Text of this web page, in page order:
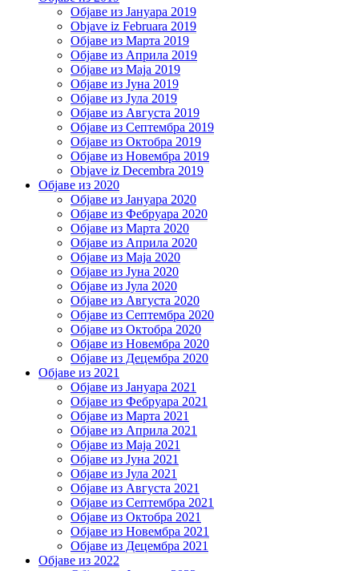
Објаве из Јануара 2019
Objave iz Februara 2019
Објаве из Марта 2019
Објаве из Априла 2019
Објаве из Маја 2019
Објаве из Јуна 2019
Објаве из Јула 2019
Објаве из Августа 2019
Објаве из Септембра 2019
Објаве из Октобра 2019
Објаве из Новембра 2019
Objave iz Decembra 2019
Објаве из 2020
Објаве из Јануара 2020
Објаве из Фебруара 2020
Објаве из Марта 2020
Објаве из Априла 2020
Објаве из Маја 2020
Објаве из Јуна 2020
Објаве из Јула 2020
Објаве из Августа 2020
Објаве из Септембра 2020
Објаве из Октобра 2020
Објаве из Новембра 2020
Објаве из Децембра 2020
Објаве из 2021
Објаве из Јануара 2021
Објаве из Фебруара 2021
Објаве из Марта 2021
Објаве из Априла 2021
Објаве из Маја 2021
Објаве из Јуна 2021
Објаве из Јула 2021
Објаве из Августа 2021
Објаве из Септембра 2021
Објаве из Октобра 2021
Објаве из Новембра 2021
Објаве из Децембра 2021
Објаве из 2022